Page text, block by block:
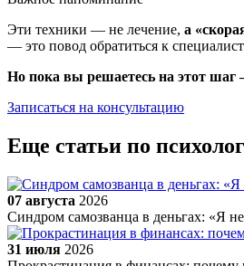
Эти техники — не лечение, а
— это повод обратиться к
Но пока вы решаетесь на этот
Записаться на консультацию
Еще статьи по
07 августа 2026
Синдром самозванца в деньгах: «Я
31 июля 2026